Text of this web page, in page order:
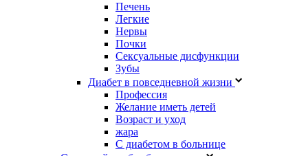
Печень
Легкие
Нервы
Почки
Сексуальные дисфункции
Зубы
Диабет в повседневной жизни
Профессия
Желание иметь детей
Возраст и уход
жара
С диабетом в больнице